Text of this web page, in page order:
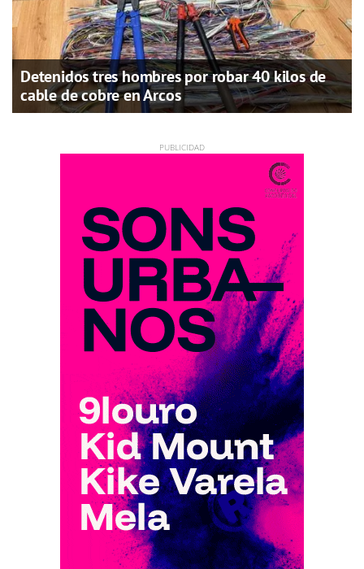
Detenidos tres hombres por robar 40 kilos de
cable de cobre en Arcos